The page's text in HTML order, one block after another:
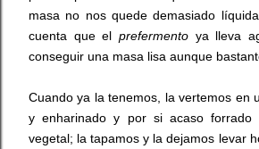
masa no nos quede demasiado
cuenta que el prefermento ya lleva
conseguir una masa lisa aunque
Cuando ya la tenemos, la vertemos en
y enharinado y por si acaso forrado
vegetal; la tapamos y la dejamos levar